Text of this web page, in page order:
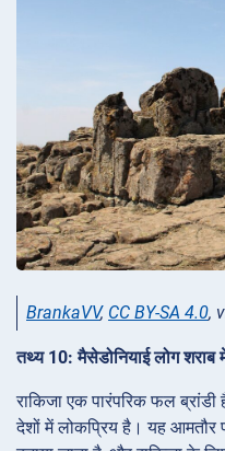
BrankaVV, CC BY-SA 4.0,
तथ्य 10: मैसेडोनियाई लोग शराब
राकिजा एक पारंपरिक फल
देशों में लोकप्रिय है। यह